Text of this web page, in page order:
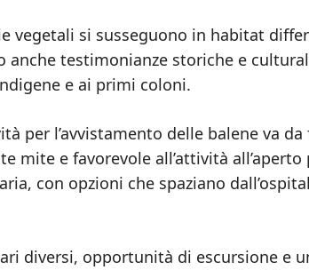
vegetali si susseguono in habitat
testimonianze storiche e
e ai primi coloni.
per l’avvistamento delle balene va da
mite e favorevole all’attività all’aperto
con opzioni che spaziano
diversi, opportunità di escursione e